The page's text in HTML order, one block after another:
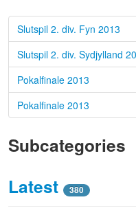
Slutspil 2. div. Fyn 2013
Slutspil 2. div. Sydjylland
Pokalfinale 2013
Pokalfinale 2013
Subcategories
Latest
380